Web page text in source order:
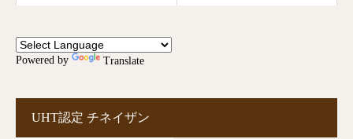
Powered by Translate
UHT認定 チネイザン